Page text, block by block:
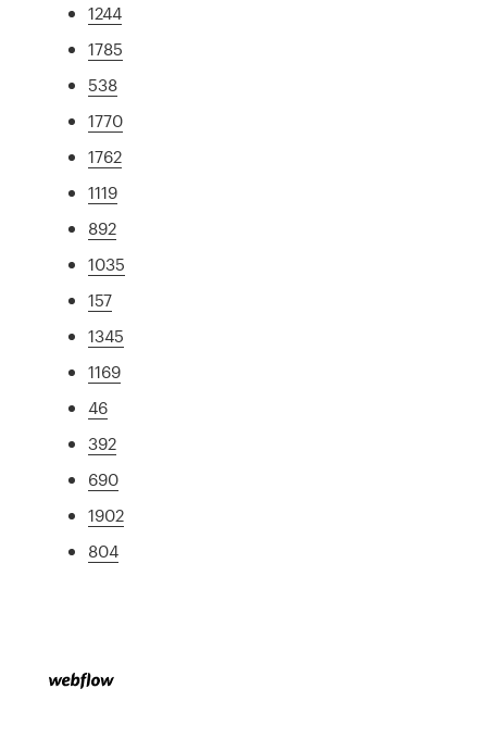
1244
1785
538
1770
1762
1119
892
1035
157
1345
1169
46
392
690
1902
804